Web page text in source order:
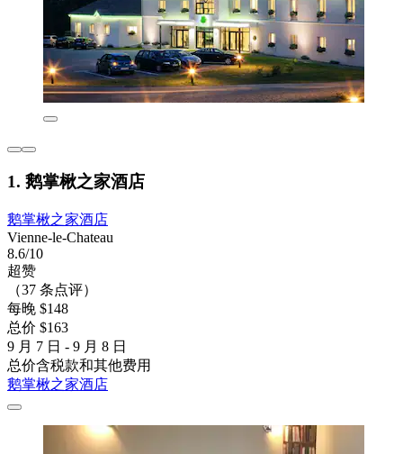
1. 鹅掌楸之家酒店
鹅掌楸之家酒店
Vienne-le-Chateau
8.6/10
超赞
（37 条点评）
每晚 $148
总价 $163
9 月 7 日 - 9 月 8 日
总价含税款和其他费用
鹅掌楸之家酒店